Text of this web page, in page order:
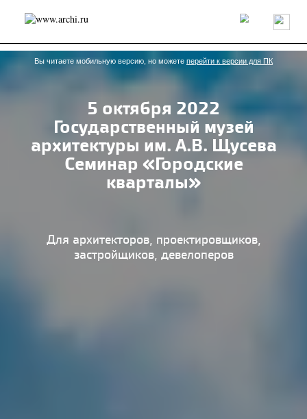
Россия Мир Технологии Интерьер Пресса
Архитекторы
Проекты
Конкурсы События Книги Вакансии
Анонсы конкурсов
Блог
Интервью Исследование
Мнение
Обзор
Объект
Результаты конкурса
Рецензия Архитектура
Выставка
Иностранцы в России
Интерьер
Образование
Вы читаете мобильную версию, но можете перейти к версии для ПК
5 октября 2022
Государственный музей
архитектуры им. А.В. Щусева
Семинар «Городские
кварталы»
Для архитекторов, проектировщиков,
застройщиков, девелоперов